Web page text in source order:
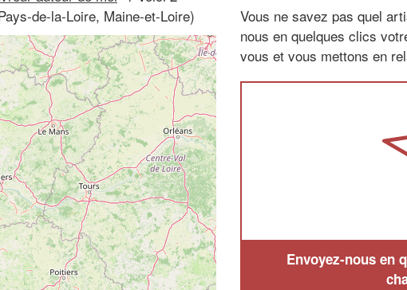
de-la-Loire, Maine-et-Loire)
Vous ne savez pas quel
nous en quelques clics
vous et vous mettons en
Envoyez-nous en